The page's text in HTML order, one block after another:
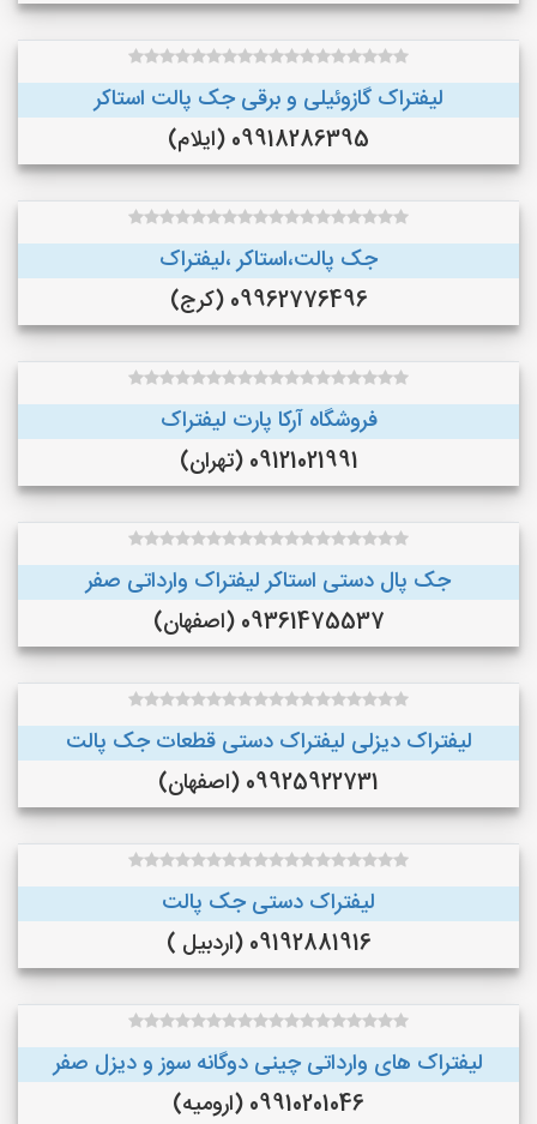
لیفتراک گازوئیلی و برقی جک پالت استاکر
09918286395 (ایلام)
جک پالت،استاکر ،لیفتراک
09962776496 (کرج)
فروشگاه آرکا پارت لیفتراک
09121021991 (تهران)
جک پال دستی استاکر لیفتراک وارداتی صفر
09361475537 (اصفهان)
لیفتراک دیزلی لیفتراک دستی قطعات جک پالت
09925922731 (اصفهان)
لیفتراک دستی جک پالت
09192881916 (اردبیل )
لیفتراک های وارداتی چینی دوگانه سوز و دیزل صفر
09910201046 (ارومیه)